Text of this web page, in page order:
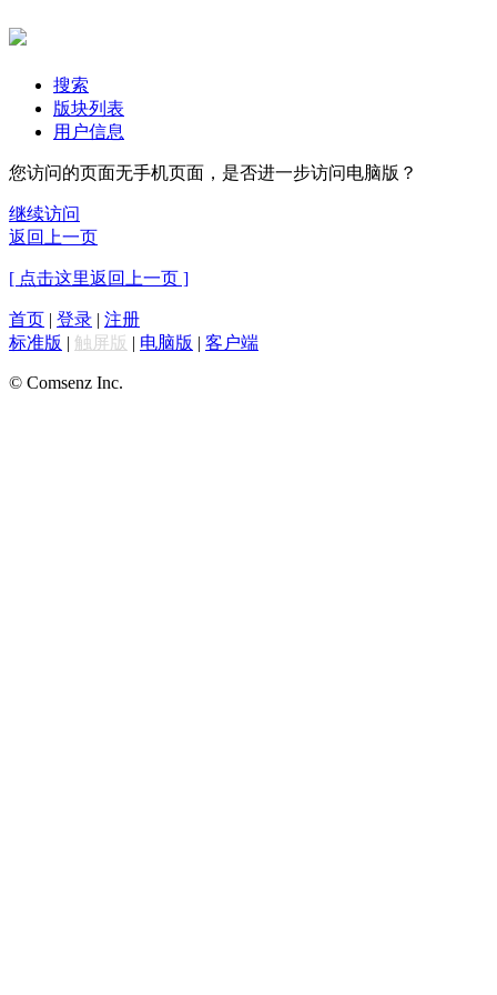
搜索
版块列表
用户信息
您访问的页面无手机页面，是否进一步访问电脑版？
继续访问
返回上一页
[ 点击这里返回上一页 ]
首页 | 登录 | 注册
标准版 | 触屏版 | 电脑版 | 客户端
© Comsenz Inc.